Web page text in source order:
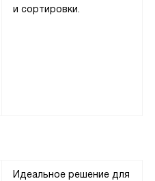
и сортировки.
Идеальное решение для